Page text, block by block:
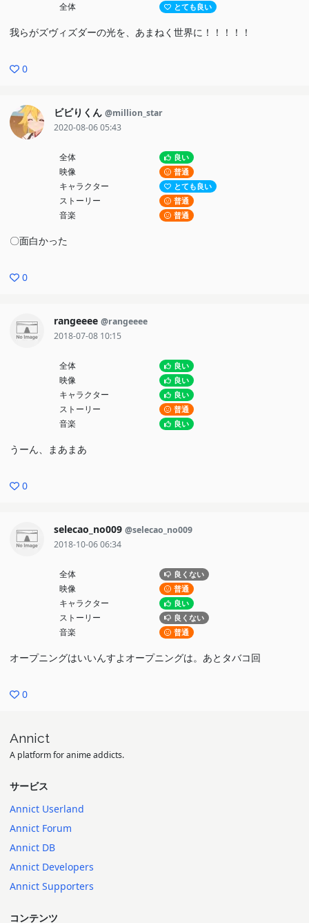
全体 とても良い
我らがズヴィズダーの光を、あまねく世界に！！！！！
0
ビビりくん @million_star
2020-08-06 05:43
全体 良い
映像 普通
キャラクター とても良い
ストーリー 普通
音楽 普通
〇面白かった
0
rangeeee @rangeeee
2018-07-08 10:15
全体 良い
映像 良い
キャラクター 良い
ストーリー 普通
音楽 良い
うーん、まあまあ
0
selecao_no009 @selecao_no009
2018-10-06 06:34
全体 良くない
映像 普通
キャラクター 良い
ストーリー 良くない
音楽 普通
オープニングはいいんすよオープニングは。あとタバコ回
0
Annict
A platform for anime addicts.
サービス
Annict Userland
Annict Forum
Annict DB
Annict Developers
Annict Supporters
コンテンツ